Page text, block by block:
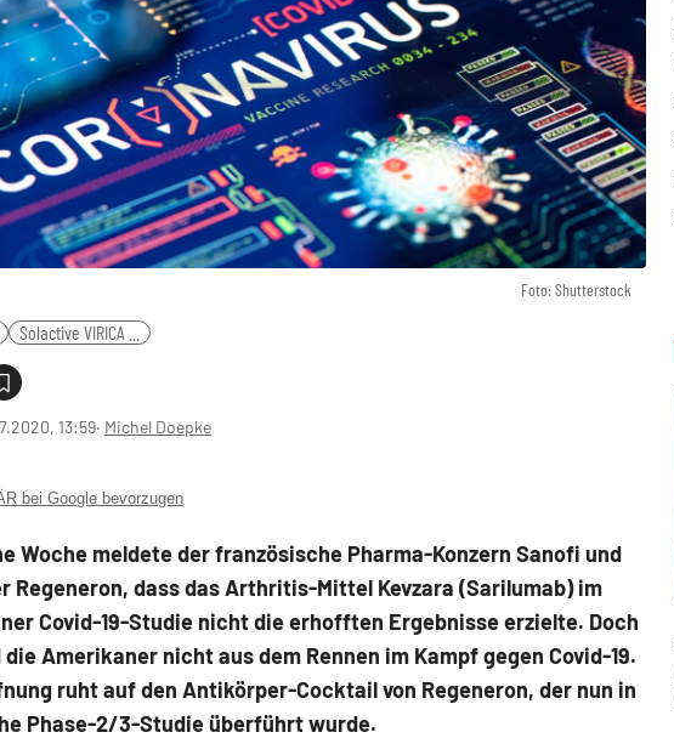
Foto: Shutterstock
Solactive VIRICA ...
13:59‧ Michel Doepke
bei Google bevorzugen
Woche meldete der französische Pharma-Konzern Sanofi und
Regeneron, dass das Arthritis-Mittel Kevzara (Sarilumab) im
Covid-19-Studie nicht die erhofften Ergebnisse erzielte. Doch
Amerikaner nicht aus dem Rennen im Kampf gegen Covid-19.
ruht auf den Antikörper-Cocktail von Regeneron, der nun in
Phase-2/3-Studie überführt wurde.